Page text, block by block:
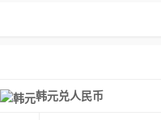
韩元兑人民币